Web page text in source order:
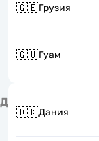
🇬🇪Грузия
🇬🇺Гуам
Д
🇩🇰Дания